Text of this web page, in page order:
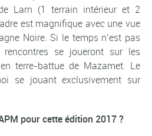
Larn (1 terrain intérieur et 2
est magnifique avec une vue
Noire. Si le temps n’est pas
se joueront sur les
terre-battue de Mazamet. Le
se jouant exclusivement sur
pour cette édition 2017 ?